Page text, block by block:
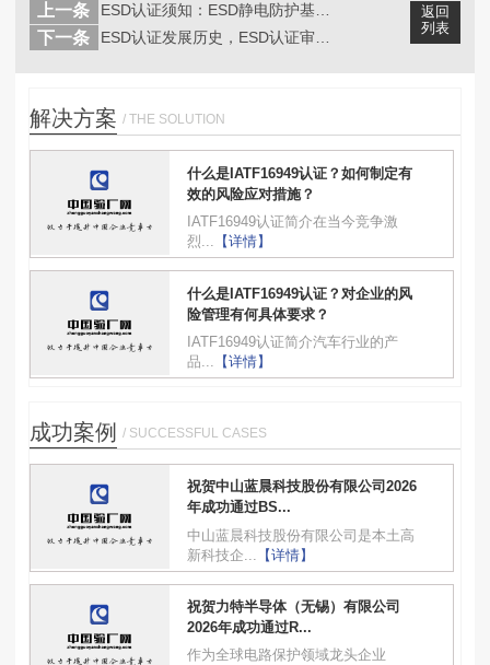
返回
列表
上一条
下一条
解决方案 / THE SOLUTION
什么是IATF16949认证？如何制定有
效的风险应对措施？
IATF16949认证简介在当今竞争激
烈...
【详情】
什么是IATF16949认证？对企业的风
险管理有何具体要求？
IATF16949认证简介汽车行业的产
品...
【详情】
成功案例 / SUCCESSFUL CASES
祝贺中山蓝晨科技股份有限公司2026
年成功通过BS...
中山蓝晨科技股份有限公司是本土高
新科技企...
【详情】
祝贺力特半导体（无锡）有限公司
2026年成功通过R...
作为全球电路保护领域龙头企业